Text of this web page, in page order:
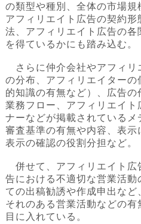
の類型や種別、全体の市場規
アフィリエイト広告の契約
法、アフィリエイト広告の
を得ているかにも踏み込む。
さらに仲介会社やアフィリ
の分布、アフィリエイター
的知識の有無など）、広告
業務フロー、アフィリエイ
ナーなどが掲載されている
審査基準の有無や内容、表示
表示の確認の役割分担など。
併せて、アフィリエイト広
告における不適切な営業活
ての出稿勧誘や作成申出な
それのある営業活動などの
目に入れている。